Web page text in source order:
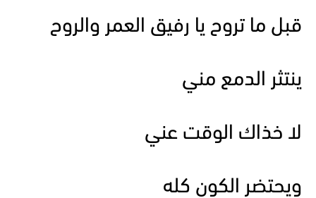
قبل ما تروح يا رفيق العمر والروح
ينتثر الدمع مني
لا خذاك الوقت عني
ويحتضر الكون كله